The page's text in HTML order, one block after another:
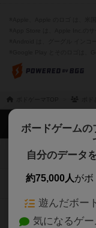
ボードゲームの
自分のデータ
約75,000人がボ
遊んだボー
気になるゲ
ボドゲーマ
ボードゲームを
ボードゲームの
ボードゲーム会情